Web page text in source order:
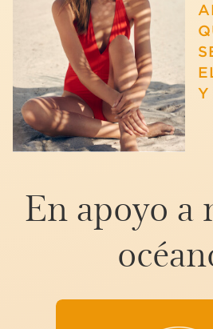
Y
En apoyo a